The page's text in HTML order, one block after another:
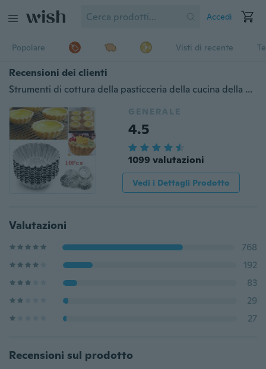
Accedi
Popolare Visti di recente
Recensioni dei clienti
Strumenti di cottura della pasticceria della cucina della muffa dell'uovo della torta della lega di alluminio di 10Pcs 7cm
GENERALE
4.5
1099 valutazioni
Vedi i Dettagli Prodotto
Valutazioni
768
192
83
29
27
Recensioni sul prodotto